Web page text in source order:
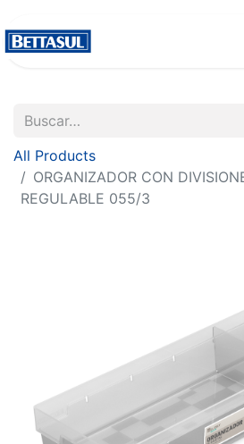
All Products
ORGANIZADOR CON
REGULABLE 055/3